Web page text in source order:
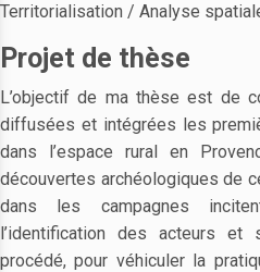
Territorialisation / Analyse
Projet de thèse
L’objectif de ma thèse est de
diffusées et intégrées les
dans l’espace rural en
découvertes archéologiques de
dans les campagnes
l’identification des acteurs
procédé, pour véhiculer la